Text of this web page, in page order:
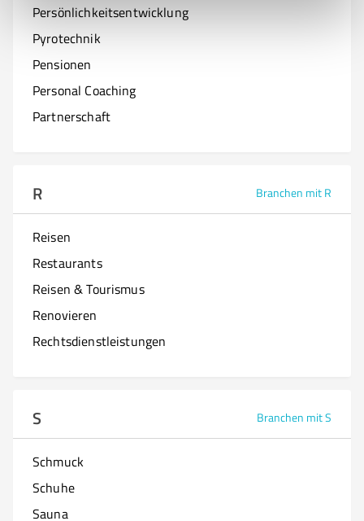
Persönlichkeitsentwicklung
Pyrotechnik
Pensionen
Personal Coaching
Partnerschaft
R Branchen mit R
Reisen
Restaurants
Reisen & Tourismus
Renovieren
Rechtsdienstleistungen
S Branchen mit S
Schmuck
Schuhe
Sauna